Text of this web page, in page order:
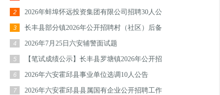
2 2026年蚌埠怀远投资集团有限公司招聘30人公
3 长丰县部分镇2026年公开招聘村（社区）后备
4 2026年7月25日六安辅警面试题
5 【笔试成绩公示】长丰县罗塘镇2026年公开招
6 2026年六安霍邱县事业单位选调10人公告
7 2026年六安霍邱县县属国有企业公开招聘工作